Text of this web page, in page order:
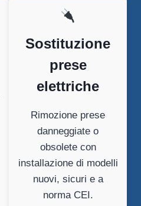
Sostituzione
prese
elettriche
Rimozione prese
danneggiate o
obsolete con
installazione di modelli
nuovi, sicuri e a
norma CEI.